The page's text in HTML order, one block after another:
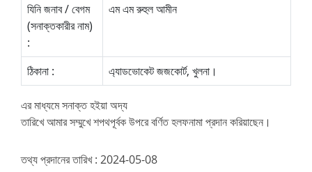
যিনি জনাব / বেগম
(সনাক্তকারীর নাম)
:
এম এম রুহুল আমীন
ঠিকানা : এ্যাডভোকেট জজকোর্ট, খুলনা।
এর মাধ্যমে সনাক্ত হইয়া অদ্য
তারিখে আমার সম্মুখে শপথপূর্বক উপরে বর্ণিত হলফনামা প্রদান করিয়াছেন।
তথ্য প্রদানের তারিখ : 2024-05-08